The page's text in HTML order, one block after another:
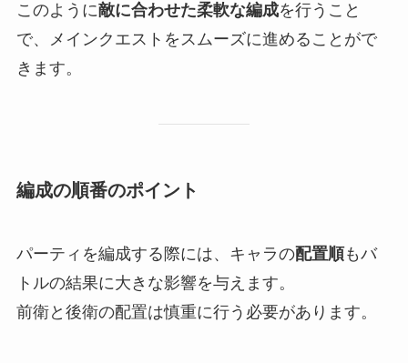
このように敵に合わせた柔軟な編成を行うこと
で、メインクエストをスムーズに進めることがで
きます。
編成の順番のポイント
パーティを編成する際には、キャラの配置順もバ
トルの結果に大きな影響を与えます。
前衛と後衛の配置は慎重に行う必要があります。